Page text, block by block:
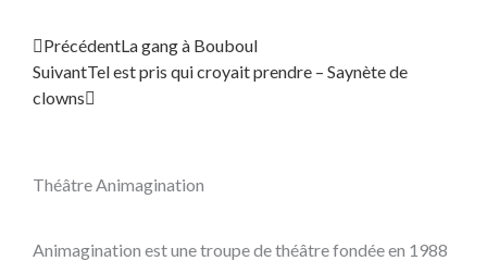
Précédent
PrécédentLa gang à Bouboul
SuivantTel est pris qui croyait prendre – Saynète de
clowns
Suivant
Théâtre Animagination
Animagination est une troupe de théâtre fondée en 1988